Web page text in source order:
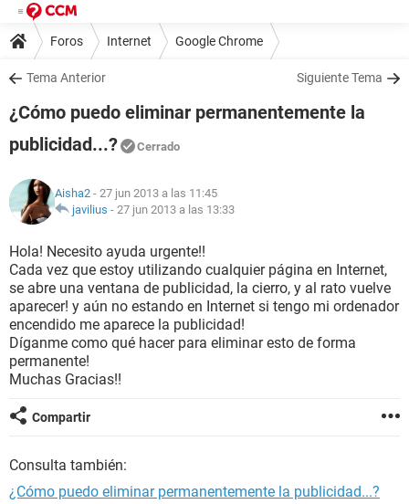
Foros Internet Google Chrome
Tema Anterior Siguiente Tema
¿Cómo puedo eliminar permanentemente la
publicidad...?
Cerrado
Aisha2 - 27 jun 2013 a las 11:45
javilius - 27 jun 2013 a las 13:33
Hola! Necesito ayuda urgente!!
Cada vez que estoy utilizando cualquier página en Internet,
se abre una ventana de publicidad, la cierro, y al rato vuelve
aparecer! y aún no estando en Internet si tengo mi ordenador
encendido me aparece la publicidad!
Díganme como qué hacer para eliminar esto de forma
permanente!
Muchas Gracias!!
Compartir
Consulta también:
¿Cómo puedo eliminar permanentemente la publicidad...?